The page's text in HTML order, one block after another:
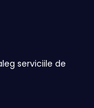
serviciile de